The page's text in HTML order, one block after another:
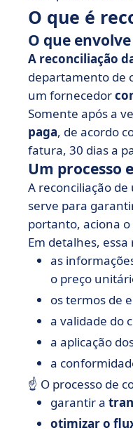
• Resumo da
O que é
O que
A reconciliação
departamento de
um fornecedor
Somente após a
paga, de acordo
fatura, 30 dias a
Um processo
A reconciliação
serve para
portanto, aciona
Em detalhes,
as
o preço
os termos de
a validade do
a aplicação
a
☝️ O processo de
garantir a
otimizar o